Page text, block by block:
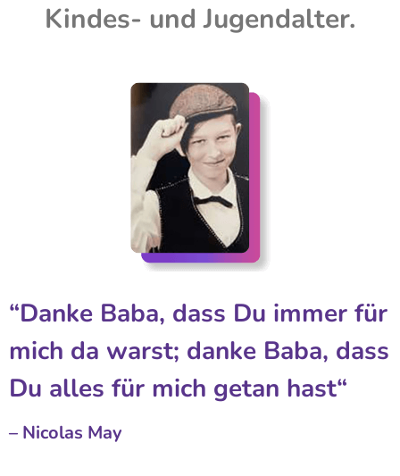
Kindes- und Jugendalter.
“Danke Baba, dass Du immer für
mich da warst; danke Baba, dass
Du alles für mich getan hast“
– Nicolas May